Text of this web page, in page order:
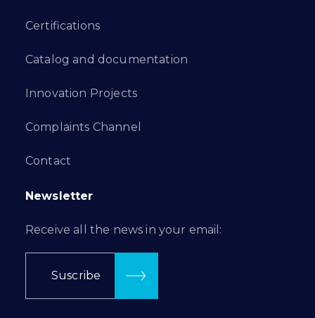
Certifications
Catalog and documentation
Innovation Projects
Complaints Channel
Contact
Newsletter
Receive all the news in your email:
Suscribe